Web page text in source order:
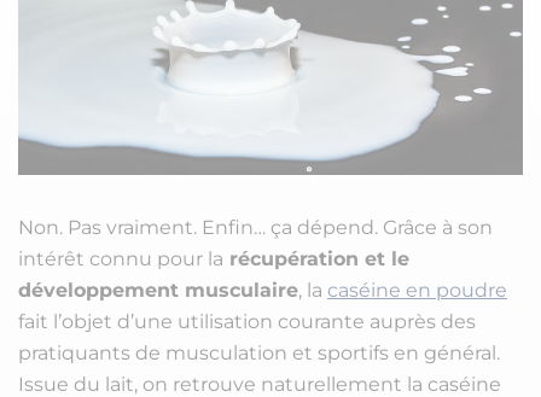
Non. Pas vraiment. Enfin… ça dépend. Grâce à son
intérêt connu pour la récupération et le
développement musculaire, la caséine en poudre
fait l’objet d’une utilisation courante auprès des
pratiquants de musculation et sportifs en général.
Issue du lait, on retrouve naturellement la caséine